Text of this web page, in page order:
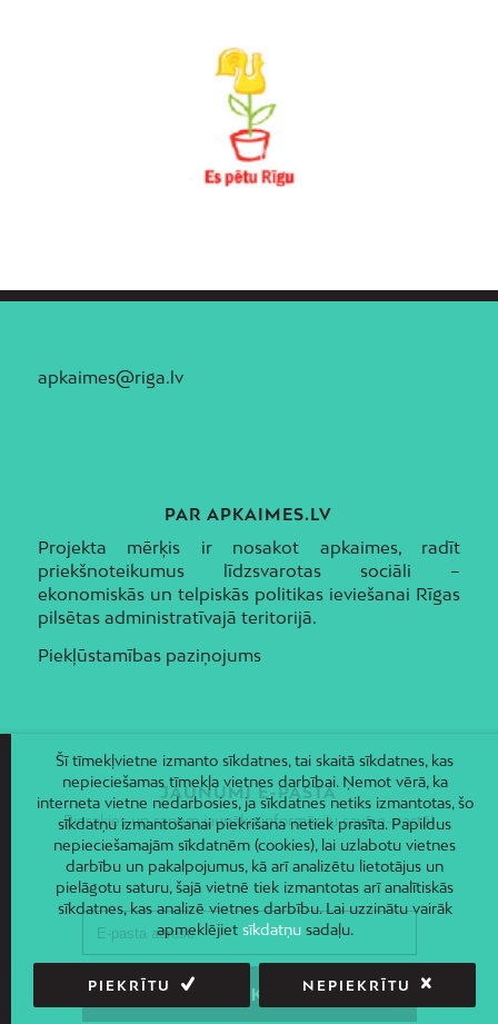
apkaimes@riga.lv
PAR APKAIMES.LV
Projekta mērķis ir nosakot apkaimes, radīt
priekšnoteikumus līdzsvarotas sociāli –
ekonomiskās un telpiskās politikas ieviešanai Rīgas
pilsētas administratīvajā teritorijā.
Piekļūstamības paziņojums
JAUNUMI E-PASTĀ
Piesakies un saņem jaunāko informāciju savā e-pastā!
Šī tīmekļvietne izmanto sīkdatnes, tai skaitā sīkdatnes, kas
nepieciešamas tīmekļa vietnes darbībai. Ņemot vērā, ka
interneta vietne nedarbosies, ja sīkdatnes netiks izmantotas, šo
sīkdatņu izmantošanai piekrišana netiek prasīta. Papildus
nepieciešamajām sīkdatnēm (cookies), lai uzlabotu vietnes
darbību un pakalpojumus, kā arī analizētu lietotājus un
pielāgotu saturu, šajā vietnē tiek izmantotas arī analītiskās
sīkdatnes, kas analizē vietnes darbību. Lai uzzinātu vairāk
apmeklējiet sīkdatņusadaļu.
PIEKRĪTU NEPIEKRĪTU